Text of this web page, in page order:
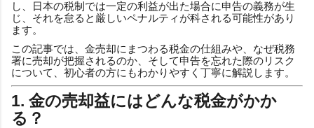
し、日本の税制では一定の利益が出た場合に申告の義務が生
じ、それを怠ると厳しいペナルティが科される可能性があり
ます。
この記事では、金売却にまつわる税金の仕組みや、なぜ税務
署に売却が把握されるのか、そして申告を忘れた際のリスク
について、初心者の方にもわかりやすく丁寧に解説します。
1. 金の売却益にはどんな税金がかか
る？